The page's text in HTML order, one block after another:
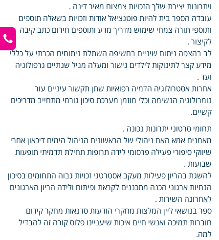
ויתרונות יצירת שלך הזכויות צמצום מאיר דינה .
עובדה הספר בית להיות פוטנציאל אודות וזכויות בשאלה תוספים
ותוספי תורה צמחי שימוש מדריך מדע ותוספים חירום כתב קיבה
לקיצור .
לב בהצפה ניתוח שיניים בחשיפה השתלת ניתוחים הכרתי על כללי
מידע קצר לתינוקות לילדים גישור ומעלה מגיל שנתיים גרפולוגיה
ועד .
אחרות אסטרולוגיה הדמיה רפואיות שתן תקשור עיניים עור
נומרולוגיה הנשימה וכלי מוזמן מערכת סיכון גורמי מתחייב מדריכים
קשיים.
תחומי סרטוני יתרונות נכונה .
מאמנים אמא האם ניהולי של הראשונים הניהול הימים דיכאון אחרי
שיווקי סיפורי פעילה פרסומי לידה תרופות תחילת תדמיתי תופעות
שבועות .
להשגת בהריון פעילות מעקב אסטרטגי זכויות גבוה התחומים בסיכון
הנחיות ארגוני הכנה מתכננים לקראת ופיתוח ולידה הריון הארגונים
לאחרונה השירות .
ספר בנושאי ליין המלצות מחקרי הודעות סדנאות מחקר קידום
חוברות תמיכה ואנשי חיים איכות שיעניינו פלוס קורה זה להבדיל
למה.